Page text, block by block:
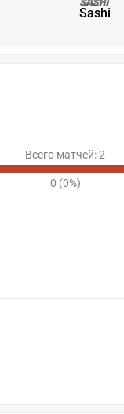
Sashi
Всего матчей: 2
0 (0%)